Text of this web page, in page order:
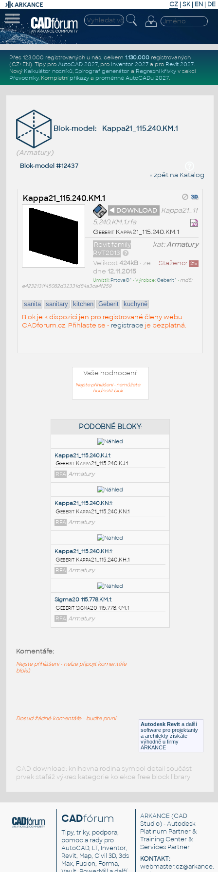
CZ | SK| EN | DE
Přes 123.000 registrovaných u nás, celkem 1.130.000registrovaných
(CZ+EN). Tipy pro AutoCAD 2027, pro Inventor 2027a pro Revit 2027.
Nový Kalkulátor nosníků, Spirograf generátor a Regresní křivkyv sekci
Převodníky. Kompletní příkazya proměnné AutoCADu 2027.
Blok-model: Kappa21_115.240.KM.1
(Armatury)
Blok-model #12437
« zpět na Katalog
Kappa21_115.240.KM.1
◄ DOWNLOAD Kappa21_11
5.240.KM.1.rfa
Geberit Kappa21_115.240.KM.1
kat:Armatury
Revit family
RVT2013
Staženo: 21x
Velikost 424kB• ze
dne 12.11.2015
Umístil: PrtovaG^ • Výrobce:Geberit^ • md5:
e4232131f45082d32331d84a3ca4f259
sanita sanitary kitchen Geberit kuchyně
Blok je k dispozici jen pro registrované členy webu
CADforum.cz. Přihlaste se - registrace je bezplatná.
Vaše hodnocení:
Nejste přihlášeni - nemůžete
hodnotit blok
PODOBNÉ BLOKY
Kappa21_115.240.KJ.1
Geberit Kappa21_115.240.KJ.1
RFA Armatury
Kappa21_115.240.KN.1:
Geberit Kappa21_115.240.KN.1
RFA Armatury
Geberit Sigma20 115.778.KM.1
Autodesk Revit a další
software pro projektanty
a architekty získáte
výhodně u firmy
ARKANCE
Komentáře:
Nejste přihlášeni - nelze připojit komentáře
bloků
Dosud žádné komentáře - buďte první
CAD download: knihovna rodina symbol detail součást
prvek stafáž výkres kategorie kolekce free block library
CADfórum
Tipy, triky, podpora,
pomoc a rady pro
AutoCAD, LT, Inventor,
Revit, Map, Civil 3D, 3ds
Max, Fusion, Forma,
ARKANCE (CAD
Studio) - Autodesk
Platinum Partner &
Training Center &
Services Partner
KONTAKT: